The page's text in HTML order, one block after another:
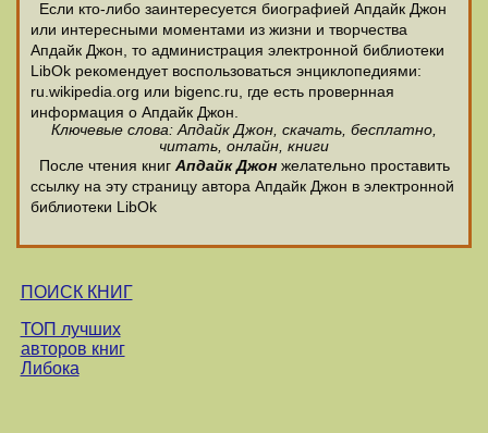
Если кто-либо заинтересуется биографией Апдайк Джон
или интересными моментами из жизни и творчества
Апдайк Джон, то администрация электронной библиотеки
LibOk рекомендует воспользоваться энциклопедиями:
ru.wikipedia.org или bigenc.ru, где есть провернная
информация о Апдайк Джон.
Ключевые слова: Апдайк Джон, скачать, бесплатно,
читать, онлайн, книги
После чтения книг Апдайк Джон желательно проставить
ссылку на эту страницу автора Апдайк Джон в электронной
библиотеки LibOk
ПОИСК КНИГ
ТОП лучших
авторов книг
Либока